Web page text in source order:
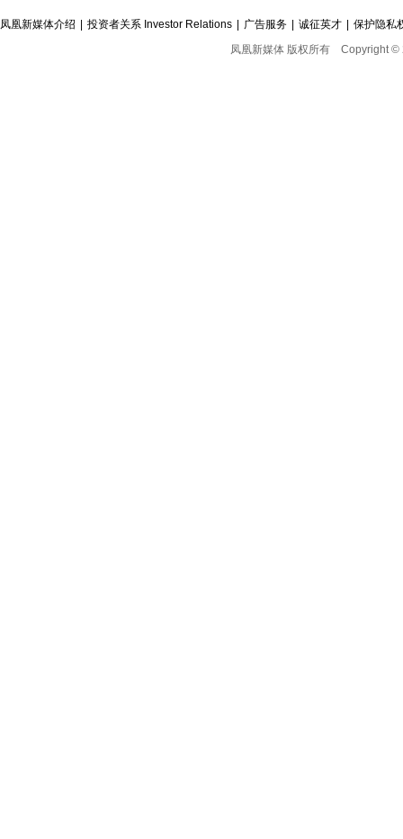
凤凰新媒体介绍 投资者关系 Investor Relations 广告服务 诚征英才
保护隐私
凤凰新媒体 版权所有 Copyright ©